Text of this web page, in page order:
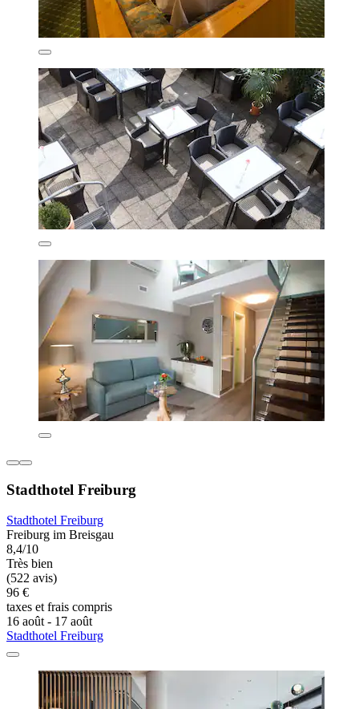
Stadthotel Freiburg
Stadthotel Freiburg
Freiburg im Breisgau
8,4/10
Très bien
(522 avis)
96 €
taxes et frais compris
16 août - 17 août
Stadthotel Freiburg